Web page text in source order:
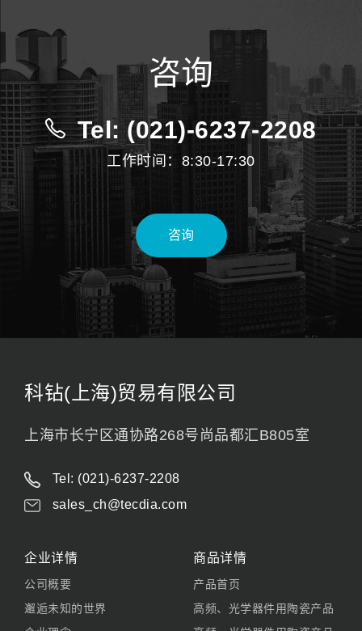
咨询
Tel: (021)-6237-2208
工作时间：8:30-17:30
咨询
科钻(上海)贸易有限公司
上海市长宁区通协路268号尚品都汇B805室
Tel: (021)-6237-2208
sales_ch@tecdia.com
企业详情
公司概要
邂逅未知的世界
商品详情
产品首页
高频、光学器件用陶瓷产品